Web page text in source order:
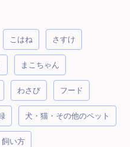
こはね さすけ
まこちゃん
わさび フード
犬・猫・その他のペット
飼い方